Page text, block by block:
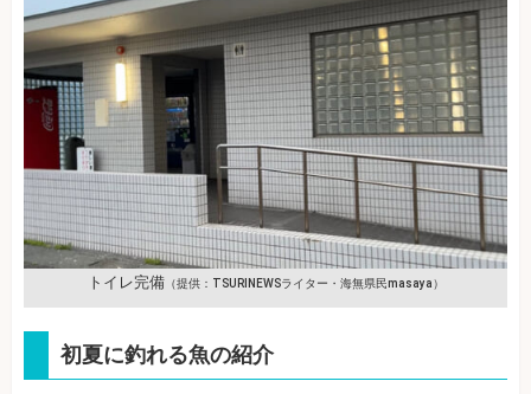
トイレ完備（提供：TSURINEWSライター・海無県民masaya）
初夏に釣れる魚の紹介